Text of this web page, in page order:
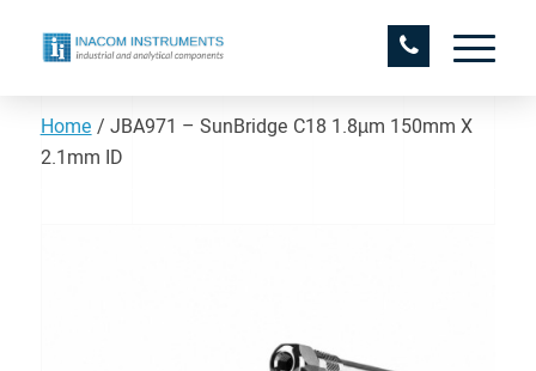
Home / JBA971 – SunBridge C18 1.8µm 150mm X
2.1mm ID